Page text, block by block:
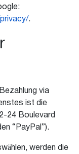
.
via
ist die
24 Boulevard
“PayPal”).
werden die